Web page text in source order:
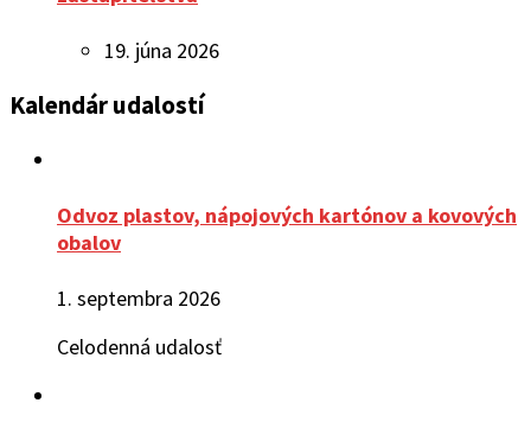
19. júna 2026
Kalendár udalostí
Odvoz plastov, nápojových kartónov a kovových
obalov
1. septembra 2026
Celodenná udalosť